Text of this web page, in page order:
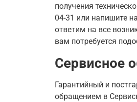
получения
04-31 или напишите
ответим на все
вам потребуется
Сервисное
Гарантийный и
обращением в